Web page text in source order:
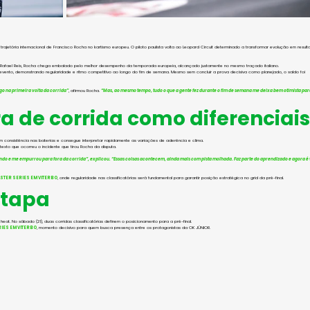
internacional de Francisco Rocha no kartismo europeu. O piloto paulista volta ao Leopard Circuit determinado a transformar evolução em
Reis, Rocha chega embalado pelo melhor desempenho da temporada europeia, alcançado justamente no mesmo traçado italiano.
demonstrando regularidade e ritmo competitivo ao longo do fim de semana. Mesmo sem concluir a prova decisiva como planejado, o saldo foi
na primeira volta da corrida”, afirmou Rocha. “Mas, ao mesmo tempo, tudo o que a gente fez durante o fim de semana me deixa bem otimista
de corrida como diferenciais
consistência nas baterias e consegue interpretar rapidamente as variações de aderência e clima.
que ocorreu o incidente que tirou Rocha da disputa.
e me empurrou para fora da corrida”, explicou. “Essas coisas acontecem, ainda mais com pista molhada. Faz parte do aprendizado e agora
SERIES EM VITERBO, onde regularidade nas classificatórias será fundamental para garantir posição estratégica no grid da pré-final.
No sábado (21), duas corridas classificatórias definem o posicionamento para a pré-final.
EM VITERBO, momento decisivo para quem busca presença entre os protagonistas da OK JÚNIOR.